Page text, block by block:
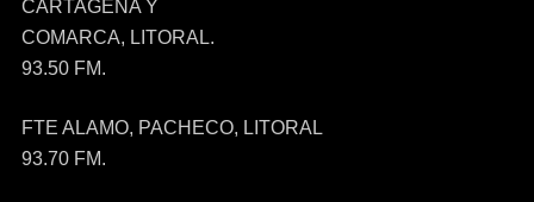
CARTAGENA Y
COMARCA, LITORAL.
93.50 FM.
FTE ALAMO, PACHECO, LITORAL
93.70 FM.